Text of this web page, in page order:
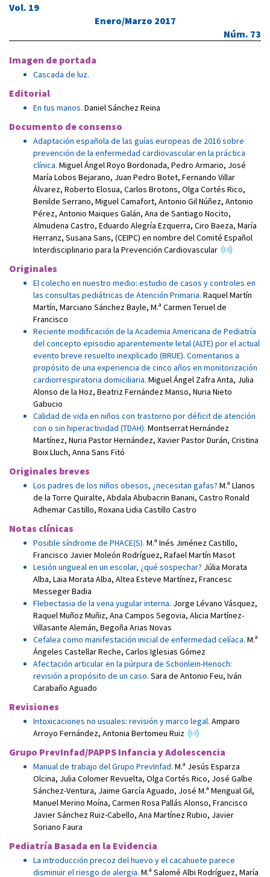
Vol. 19
Enero/Marzo 2017
Núm. 73
Imagen de portada
Cascada de luz.
Editorial
En tus manos. Daniel Sánchez Reina
Documento de consenso
Adaptación española de las guías europeas de 2016 sobre
prevención de la enfermedad cardiovascular en la práctica
clínica. Miguel Ángel Royo Bordonada, Pedro Armario, José
María Lobos Bejarano, Juan Pedro Botet, Fernando Villar
Álvarez, Roberto Elosua, Carlos Brotons, Olga Cortés Rico,
Benilde Serrano, Miguel Camafort, Antonio Gil Núñez, Antonio
Pérez, Antonio Maiques Galán, Ana de Santiago Nocito,
Almudena Castro, Eduardo Alegría Ezquerra, Ciro Baeza, María
Herranz, Susana Sans, (CEIPC) en nombre del Comité Español
Interdisciplinario para la Prevención Cardiovascular
Originales
El colecho en nuestro medio: estudio de casos y controles en
las consultas pediátricas de Atención Primaria. Raquel Martín
Martín, Marciano Sánchez Bayle, M.ª Carmen Teruel de
Francisco
Reciente modificación de la Academia Americana de Pediatría
del concepto episodio aparentemente letal (ALTE) por el actual
evento breve resuelto inexplicado (BRUE). Comentarios a
propósito de una experiencia de cinco años en monitorización
cardiorrespiratoria domiciliaria. Miguel Ángel Zafra Anta, Julia
Alonso de la Hoz, Beatriz Fernández Manso, Nuria Nieto
Gabucio
Calidad de vida en niños con trastorno por déficit de atención
con o sin hiperactividad (TDAH). Montserrat Hernández
Martínez, Nuria Pastor Hernández, Xavier Pastor Durán, Cristina
Boix Lluch, Anna Sans Fitó
Originales breves
Los padres de los niños obesos, ¿necesitan gafas? M.ª Llanos
de la Torre Quiralte, Abdala Abubacrin Banani, Castro Ronald
Adhemar Castillo, Roxana Lidia Castillo Castro
Notas clínicas
Posible síndrome de PHACE(S). M.ª Inés Jiménez Castillo,
Francisco Javier Moleón Rodríguez, Rafael Martín Masot
Lesión ungueal en un escolar, ¿qué sospechar? Júlia Morata
Alba, Laia Morata Alba, Altea Esteve Martínez, Francesc
Messeger Badia
Flebectasia de la vena yugular interna. Jorge Lévano Vásquez,
Raquel Muñoz Muñiz, Ana Campos Segovia, Alicia Martínez-
Villasante Alemán, Begoña Arias Novas
Cefalea como manifestación inicial de enfermedad celíaca. M.ª
Ángeles Castellar Reche, Carlos Iglesias Gómez
Afectación articular en la púrpura de Schönlein-Henoch:
revisión a propósito de un caso. Sara de Antonio Feu, Iván
Carabaño Aguado
Revisiones
Intoxicaciones no usuales: revisión y marco legal. Amparo
Arroyo Fernández, Antonia Bertomeu Ruiz
Grupo PrevInfad/PAPPS Infancia y Adolescencia
Manual de trabajo del Grupo PrevInfad. M.ª Jesús Esparza
Olcina, Julia Colomer Revuelta, Olga Cortés Rico, José Galbe
Sánchez-Ventura, Jaime García Aguado, José M.ª Mengual Gil,
Manuel Merino Moína, Carmen Rosa Pallás Alonso, Francisco
Javier Sánchez Ruiz-Cabello, Ana Martínez Rubio, Javier
Soriano Faura
Pediatría Basada en la Evidencia
La introducción precoz del huevo y el cacahuete parece
disminuir el riesgo de alergia. M.ª Salomé Albi Rodríguez, María